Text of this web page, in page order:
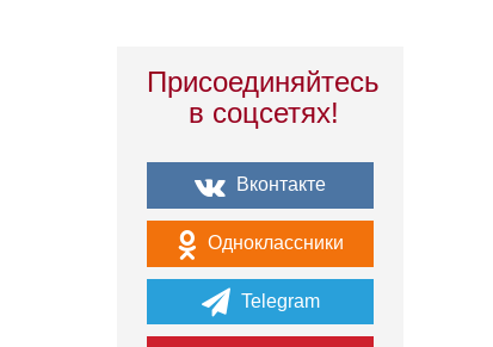
Присоединяйтесь
в соцсетях!
Вконтакте
Одноклассники
Telegram